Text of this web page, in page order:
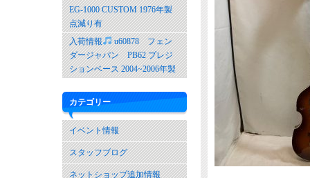
EG-1000 CUSTOM 1976年製
点減り有
入荷情報
u60878 フェン
ダージャパン PB62 プレジ
ションベース 2004~2006年製
カテゴリー
イベント情報
スタッフブログ
ネットショップ追加情報